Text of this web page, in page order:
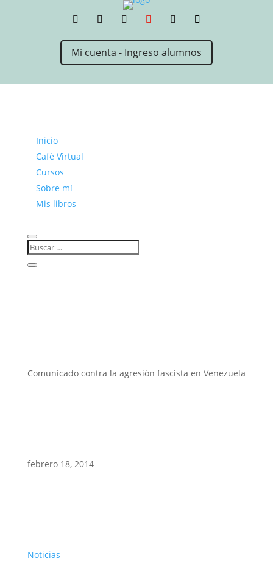
Mi cuenta - Ingreso alumnos
Inicio
Café Virtual
Cursos
Sobre mí
Mis libros
Comunicado contra la agresión fascista en Venezuela
febrero 18, 2014
Noticias